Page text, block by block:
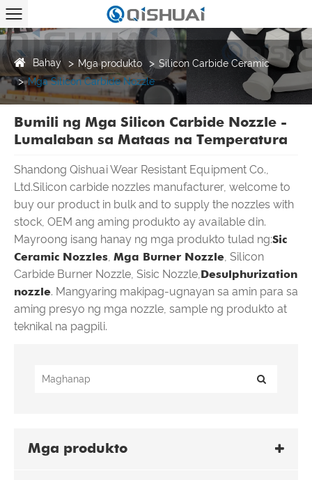
Bahay Mga produkto
Silicon Carbide Ceramic
Mga Silicon Carbide Nozzle
Bumili ng Mga Silicon Carbide Nozzle -
Lumalaban sa Mataas na Temperatura
Shandong Qishuai Wear Resistant Equipment Co.,
Ltd.Silicon carbide nozzles manufacturer, welcome to
buy our product in bulk and to supply the nozzles with
stock, OEM ang aming produkto ay available din.
Mayroong isang hanay ng mga produkto tulad ng:Sic
Ceramic Nozzles Mga Burner Nozzle , Silicon
Carbide Burner Nozzle, Sisic Nozzle, Desulphurization
nozzle. Mangyaring makipag-ugnayan sa amin para sa
aming presyo ng mga nozzle, sample ng produkto at
teknikal na pagpili.
Mga produkto